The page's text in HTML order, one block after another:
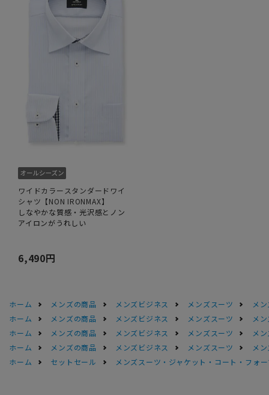
ワイドカラースタンダードワイ
シャツ【NON IRONMAX】
しなやかな質感・光沢感とノン
アイロンがうれしい
6,490円
ホーム メンズの商品 メンズビジネス メンズスーツ
メ
ホーム
メンズの商品 メンズビジネス メンズスーツ
メ
ホーム
メンズの商品 メンズビジネス メンズスーツ
メ
ホーム
メンズの商品 メンズビジネス メンズスーツ
メ
ホーム
セットセール メンズスーツ・ジャケット・コート・フォ